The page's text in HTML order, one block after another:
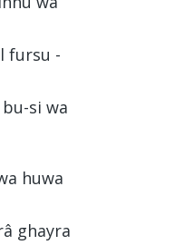
fursu -
si wa
huwa
ghayra